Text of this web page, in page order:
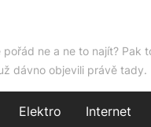
ne a ne to najít? Pak
dávno objevili právě tady.
Elektro Internet